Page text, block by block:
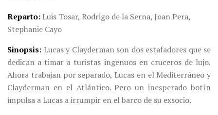
Reparto Luis Tosar, Rodrigo de la Serna, Joan Pera,
Stephanie Cayo
Sinopsis Lucas y Clayderman son dos estafadores que se
dedican a timar a turistas ingenuos en cruceros de lujo.
Ahora trabajan por separado, Lucas en el Mediterráneo y
Clayderman en el Atlántico. Pero un inesperado botín
impulsa a Lucas a irrumpir en el barco de su exsocio.